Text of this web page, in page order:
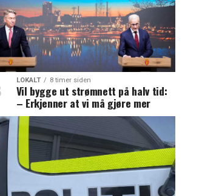
LOKALT 8 timer siden
Vil bygge ut strømnett på halv tid:
– Erkjenner at vi må gjøre mer